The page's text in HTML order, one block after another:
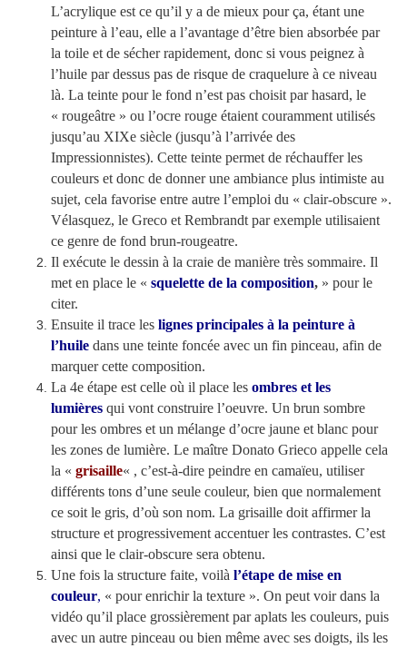
L’acrylique est ce qu’il y a de mieux pour ça, étant une
peinture à l’eau, elle a l’avantage d’être bien absorbée par
la toile et de sécher rapidement, donc si vous peignez à
l’huile par dessus pas de risque de craquelure à ce niveau
là. La teinte pour le fond n’est pas choisit par hasard, le
« rougeâtre » ou l’ocre rouge étaient couramment utilisés
jusqu’au XIXe siècle (jusqu’à l’arrivée des
Impressionnistes). Cette teinte permet de réchauffer les
couleurs et donc de donner une ambiance plus intimiste au
sujet, cela favorise entre autre l’emploi du « clair-obscure ».
Vélasquez, le Greco et Rembrandt par exemple utilisaient
ce genre de fond brun-rougeatre.
Il exécute le dessin à la craie de manière très sommaire. Il
met en place le « squelette de la composition, » pour le
citer.
Ensuite il trace les lignes principales à la peinture à
l’huile dans une teinte foncée avec un fin pinceau, afin de
marquer cette composition.
La 4e étape est celle où il place les ombres et les
lumières qui vont construire l’oeuvre. Un brun sombre
pour les ombres et un mélange d’ocre jaune et blanc pour
les zones de lumière. Le maître Donato Grieco appelle cela
la « grisaille« , c’est-à-dire peindre en camaïeu, utiliser
différents tons d’une seule couleur, bien que normalement
ce soit le gris, d’où son nom. La grisaille doit affirmer la
structure et progressivement accentuer les contrastes. C’est
ainsi que le clair-obscure sera obtenu.
Une fois la structure faite, voilà l’étape de mise en
couleur, « pour enrichir la texture ». On peut voir dans la
vidéo qu’il place grossièrement par aplats les couleurs, puis
avec un autre pinceau ou bien même avec ses doigts, ils les